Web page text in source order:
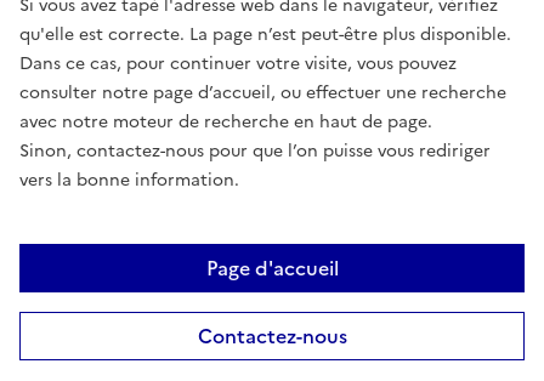
Si vous avez tapé l'adresse web dans le navigateur, vérifiez
qu'elle est correcte. La page n’est peut-être plus disponible.
Dans ce cas, pour continuer votre visite, vous pouvez
consulter notre page d’accueil, ou effectuer une recherche
avec notre moteur de recherche en haut de page.
Sinon, contactez-nous pour que l’on puisse vous rediriger
vers la bonne information.
Page d'accueil
Contactez-nous